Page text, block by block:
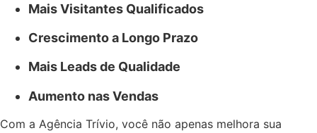
Mais Visitantes Qualificados
Crescimento a Longo Prazo
Mais Leads de Qualidade
Aumento nas Vendas
Com a Agência Trívio, você não apenas melhora sua